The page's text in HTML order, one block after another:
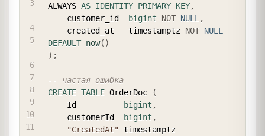
ALWAYS AS IDENTITY PRIMARY KEY,
    customer_id
bigint NOT NULL,
    created_at   timestamptz
NOT NULL
DEFAULT now( )
) ;
-- частая ошибка
CREATE TABLE OrderDoc
(
    Id
bigint ,
    customerId
bigint ,
"CreatedAt"